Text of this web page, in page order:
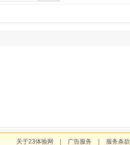
关于23体验网 广告服务 服务条款